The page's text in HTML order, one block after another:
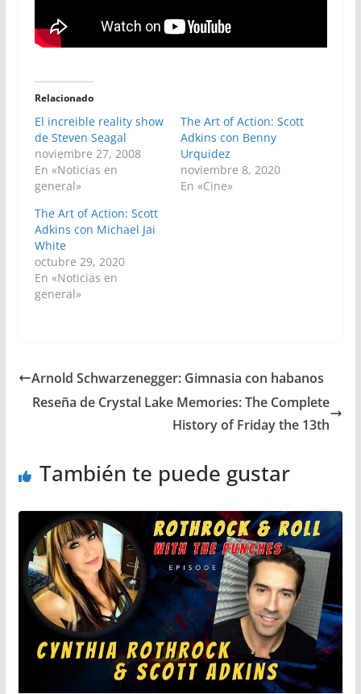
Relacionado
El increible reality show
de Steven Seagal
noviembre 27, 2008
En «Noticias en
general»
The Art of Action: Scott
Adkins con Benny
Urquidez
noviembre 8, 2020
En «Cine»
The Art of Action: Scott
Adkins con Michael Jai
White
octubre 29, 2020
En «Noticias en
general»
Arnold Schwarzenegger: Gimnasia con habanos
Reseña de Crystal Lake Memories: The Complete
History of Friday the 13th
También te puede gustar